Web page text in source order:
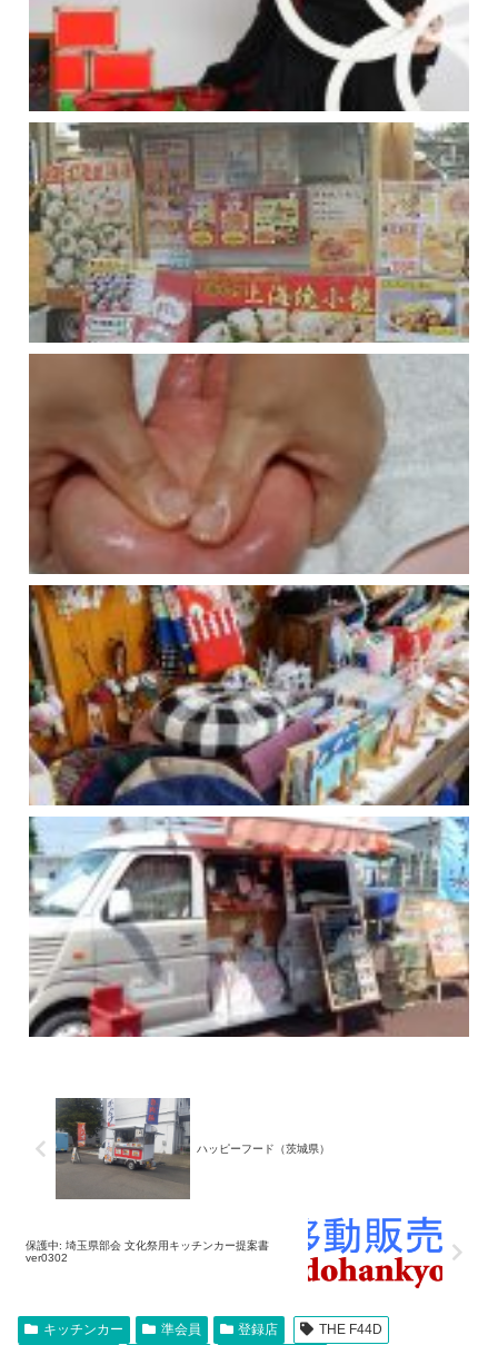
ハッピーフード（茨城県）
保護中: 埼玉県部会 文化祭用キッチンカー提案書
ver0302
キッチンカー 準会員 登録店 THE F44D